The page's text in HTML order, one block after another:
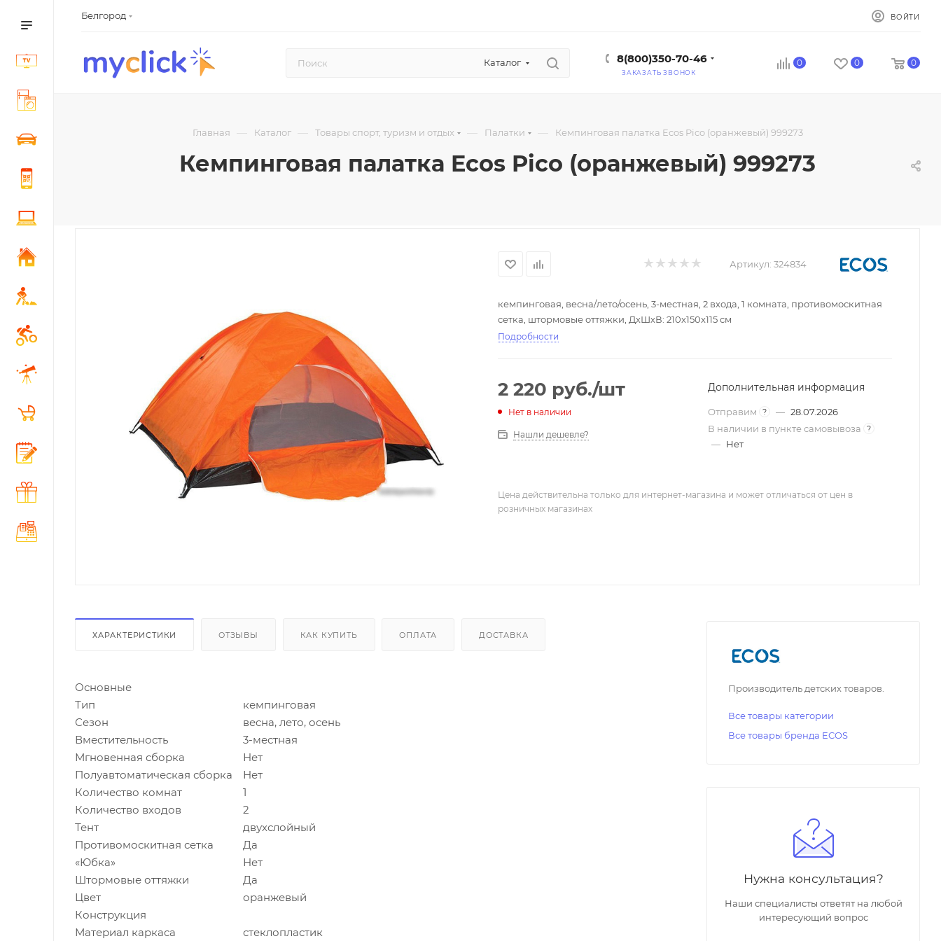
Белгород ВОЙТИ
Каталог 8(800)350-70-46
ЗАКАЗАТЬ ЗВОНОК
0 0 0
Главная — Каталог — Товары спорт, туризм и отдых — Палатки — Кемпинговая палатка Ecos Pico (оранжевый) 999273
Кемпинговая палатка Ecos Pico (оранжевый) 999273
Артикул: 324834
кемпинговая, весна/лето/осень, 3-местная, 2 входа, 1 комната, противомоскитная
сетка, штормовые оттяжки, ДхШхВ: 210x150x115 см
Подробности
2 220 руб./шт
Нет в наличии
Нашли дешевле?
Дополнительная информация
Отправим ? — 28.07.2026
В наличии в пункте самовывоза
?
— Нет
Цена действительна только для интернет-магазина и может отличаться от цен в
розничных магазинах
ХАРАКТЕРИСТИКИ ОТЗЫВЫ КАК КУПИТЬ ОПЛАТА ДОСТАВКА
Основные
Тип
кемпинговая
Сезон
весна, лето, осень
Вместительность
3-местная
Мгновенная сборка
Нет
Полуавтоматическая сборка
Нет
Количество комнат
1
Количество входов
2
Тент
двухслойный
Противомоскитная сетка
Да
«Юбка»
Нет
Штормовые оттяжки
Да
Цвет
оранжевый
Конструкция
Материал каркаса
стеклопластик
Производитель детских товаров.
Все товары категории
Все товары бренда ECOS
Нужна консультация?
Наши специалисты ответят на любой
интересующий вопрос